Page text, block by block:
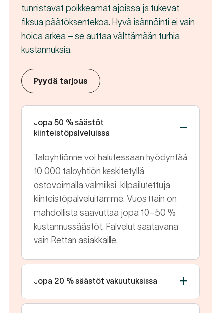
tunnistavat poikkeamat ajoissa ja tukevat
fiksua päätöksentekoa. Hyvä isännöinti ei vain
hoida arkea – se auttaa välttämään turhia
kustannuksia.
Pyydä tarjous
Jopa 50 % säästöt
kiinteistöpalveluissa
Taloyhtiönne voi halutessaan hyödyntää
10 000 taloyhtiön keskitetyllä
ostovoimalla valmiiksi kilpailutettuja
kiinteistöpalveluitamme. Vuosittain on
mahdollista saavuttaa jopa 10–50 %
kustannussäästöt. Palvelut saatavana
vain Rettan asiakkaille.
Jopa 20 % säästöt vakuutuksissa
Kun vakuutukset on mitoitettu oikein ja